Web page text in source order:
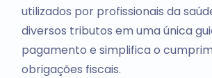
utilizados por profissionais da
diversos tributos em uma única
pagamento e simplifica o
obrigações fiscais.